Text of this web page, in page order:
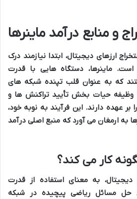
و منابع درآمد ماینرها
ارزهای دیجیتال، ابتدا نیازمند درک
است. ماینرها، دستگاه هایی با قدرت
که به عنوان قلب تپنده شبکه های
وظیفه حیات بخش تأیید تراکنش ها و
عهده دارند. این فرآیند به نوبه خود،
به ارمغان می آورد که منبع اصلی درآمد
کار می کند؟
دیجیتال، به معنای استفاده از قدرت
حل مسائل ریاضی پیچیده در شبکه